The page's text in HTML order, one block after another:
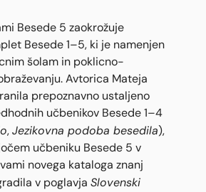
Besede 5 zaokrožuje
Besede 1–5, ki je namenjen
šolam in poklicno-
Avtorica Mateja
prepoznavno ustaljeno
učbenikov Besede 1–4
, Jezikovna podoba besedila),
učbeniku Besede 5 v
novega kataloga znanj
v poglavja Slovenski